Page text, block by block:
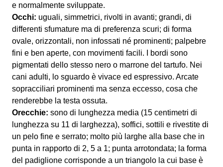
e normalmente sviluppate.
Occhi: uguali, simmetrici, rivolti in avanti; grandi, di
differenti sfumature ma di preferenza scuri; di forma
ovale, orizzontali, non infossati né prominenti; palpebre
fini e ben aperte, con movimenti facili. I bordi sono
pigmentati dello stesso nero o marrone del tartufo. Nei
cani adulti, lo sguardo è vivace ed espressivo. Arcate
sopracciliari prominenti ma senza eccesso, cosa che
renderebbe la testa ossuta.
Orecchie: sono di lunghezza media (15 centimetri di
lunghezza su 11 di larghezza), soffici, sottili e rivestite di
un pelo fine e serrato; molto più larghe alla base che in
punta in rapporto di 2, 5 a 1; punta arrotondata; la forma
del padiglione corrisponde a un triangolo la cui base è